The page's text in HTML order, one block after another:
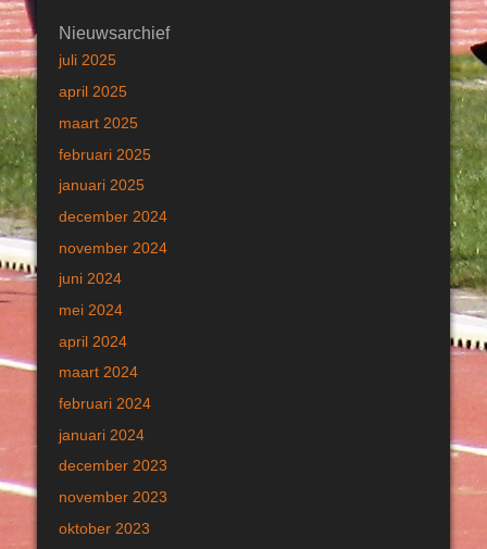
Nieuwsarchief
juli 2025
april 2025
maart 2025
februari 2025
januari 2025
december 2024
november 2024
juni 2024
mei 2024
april 2024
maart 2024
februari 2024
januari 2024
december 2023
november 2023
oktober 2023